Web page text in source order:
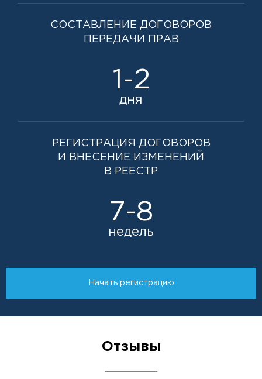
СОСТАВЛЕНИЕ ДОГОВОРОВ
ПЕРЕДАЧИ ПРАВ
1-2
дня
РЕГИСТРАЦИЯ ДОГОВОРОВ
И ВНЕСЕНИЕ ИЗМЕНЕНИЙ
В РЕЕСТР
7-8
недель
Начать регистрацию
Отзывы